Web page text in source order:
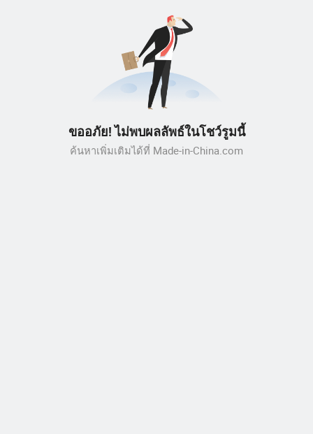
ขออภัย! ไม่พบผลลัพธ์ในโชว์รูมนี้
ค้นหาเพิ่มเติมได้ที่ Made-in-China.com